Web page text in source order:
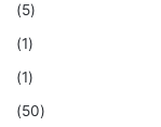
(5)
(1)
(1)
(50)